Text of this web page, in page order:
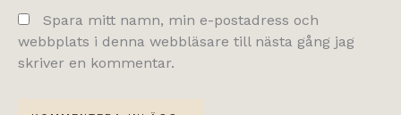
Spara mitt namn, min e-postadress och
webbplats i denna webbläsare till nästa gång jag
skriver en kommentar.